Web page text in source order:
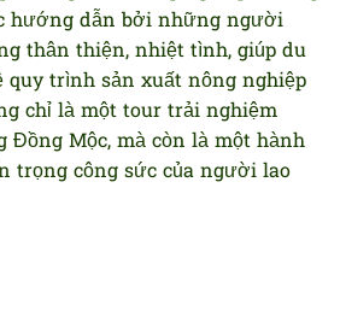
hướng dẫn bởi những người
thân thiện, nhiệt tình, giúp du
quy trình sản xuất nông nghiệp
chỉ là một tour trải nghiệm
Đồng Mộc, mà còn là một hành
trọng công sức của người lao